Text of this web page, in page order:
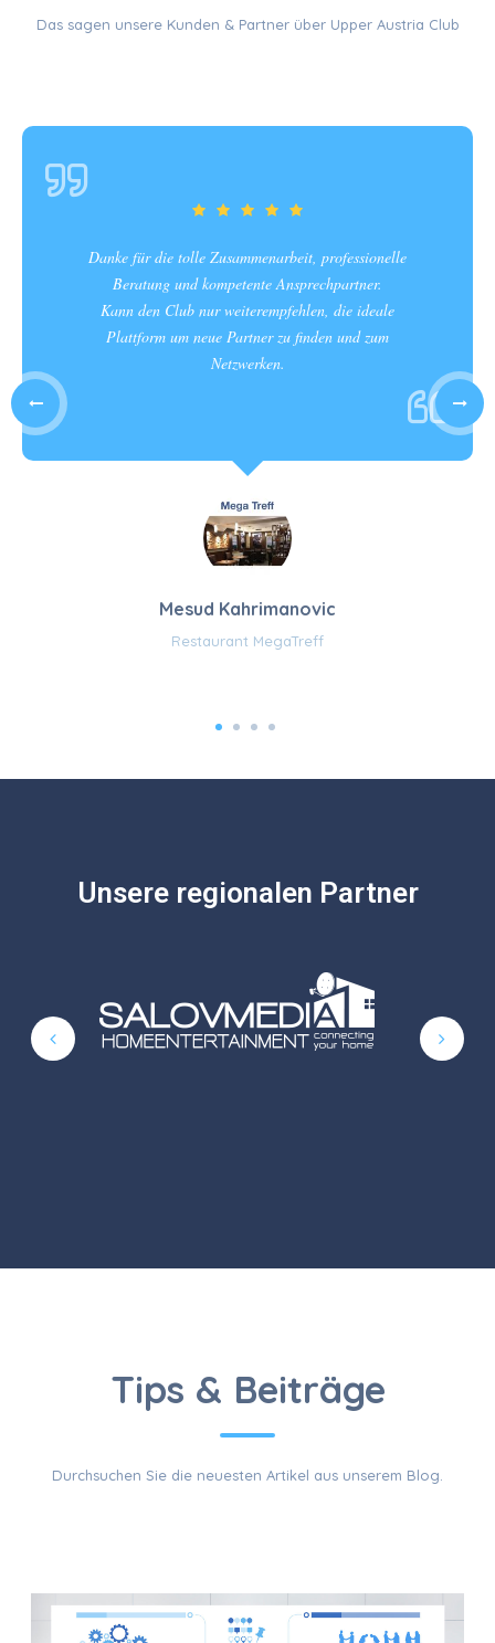
Das sagen unsere Kunden & Partner über Upper Austria Club
Danke für die tolle Zusammenarbeit, professionelle
Beratung und kompetente Ansprechpartner.
Kann den Club nur weiterempfehlen, die ideale
Plattform um neue Partner zu finden und zum
Netzwerken.
Mesud Kahrimanovic
Restaurant MegaTreff
Unsere regionalen Partner
Tips & Beiträge
AUS
Durchsuchen Sie die neuesten Artikel aus unserem Blog.